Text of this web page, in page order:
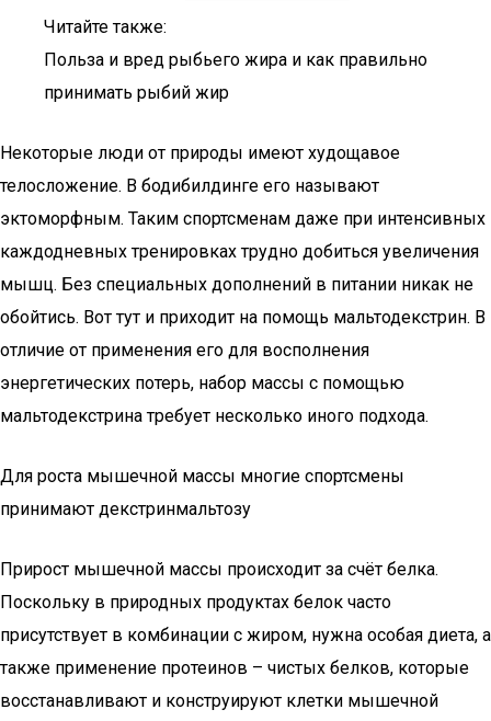
Читайте также:
Польза и вред рыбьего жира и как правильно
принимать рыбий жир
Некоторые люди от природы имеют худощавое
телосложение. В бодибилдинге его называют
эктоморфным. Таким спортсменам даже при интенсивных
каждодневных тренировках трудно добиться увеличения
мышц. Без специальных дополнений в питании никак не
обойтись. Вот тут и приходит на помощь мальтодекстрин. В
отличие от применения его для восполнения
энергетических потерь, набор массы с помощью
мальтодекстрина требует несколько иного подхода.
Для роста мышечной массы многие спортсмены
принимают декстринмальтозу
Прирост мышечной массы происходит за счёт белка.
Поскольку в природных продуктах белок часто
присутствует в комбинации с жиром, нужна особая диета, а
также применение протеинов – чистых белков, которые
восстанавливают и конструируют клетки мышечной